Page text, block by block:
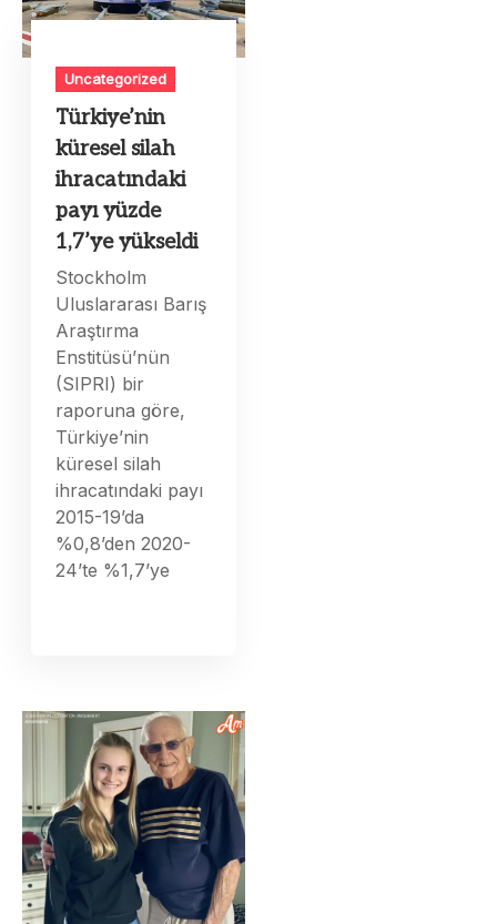
Uncategorized
Türkiye’nin
küresel silah
ihracatındaki
payı yüzde
1,7’ye yükseldi
Stockholm
Uluslararası Barış
Araştırma
Enstitüsü’nün
(SIPRI) bir
raporuna göre,
Türkiye’nin
küresel silah
ihracatındaki payı
2015-19’da
%0,8’den 2020-
24’te %1,7’ye